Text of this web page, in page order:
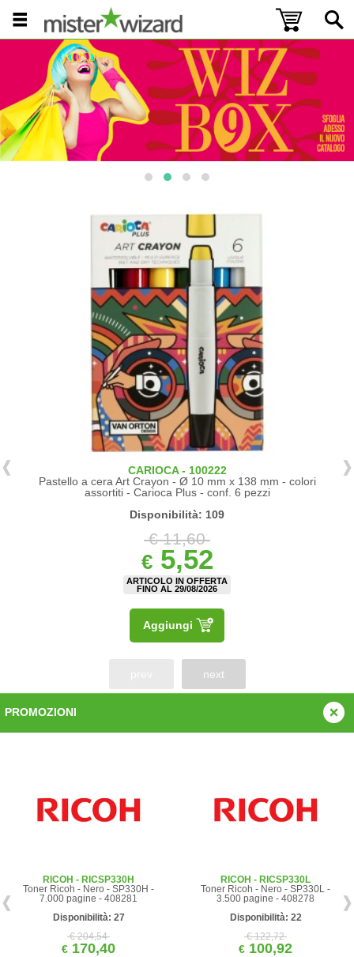
CARIOCA - 100222
Pastello a cera Art Crayon - Ø 10 mm x 138 mm - colori
assortiti - Carioca Plus - conf. 6 pezzi
Disponibilità: 109
€ 11,60
€5,52
ARTICOLO IN OFFERTA
FINO AL 29/08/2026
Aggiungi
next
PROMOZIONI
RICOH - RICSP330H
Toner Ricoh - Nero - SP330H -
7.000 pagine - 408281
Disponibilità: 27
€ 204,54
€ 170,40
RICOH - RICSP330L
Toner Ricoh - Nero - SP330L -
3.500 pagine - 408278
Disponibilità: 22
€ 122,72
€ 100,92